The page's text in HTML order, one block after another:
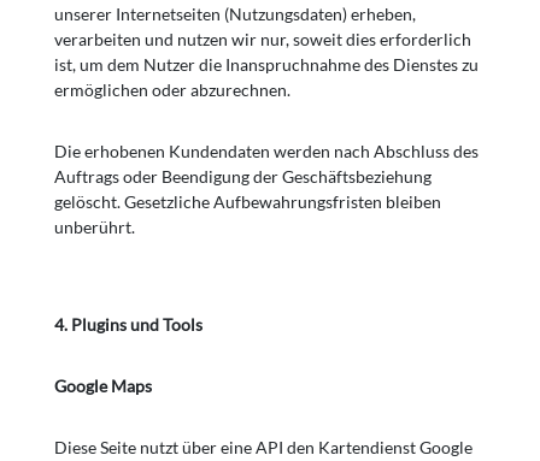
unserer Internetseiten (Nutzungsdaten) erheben,
verarbeiten und nutzen wir nur, soweit dies erforderlich
ist, um dem Nutzer die Inanspruchnahme des Dienstes zu
ermöglichen oder abzurechnen.
Die erhobenen Kundendaten werden nach Abschluss des
Auftrags oder Beendigung der Geschäftsbeziehung
gelöscht. Gesetzliche Aufbewahrungsfristen bleiben
unberührt.
4. Plugins und Tools
Google Maps
Diese Seite nutzt über eine API den Kartendienst Google